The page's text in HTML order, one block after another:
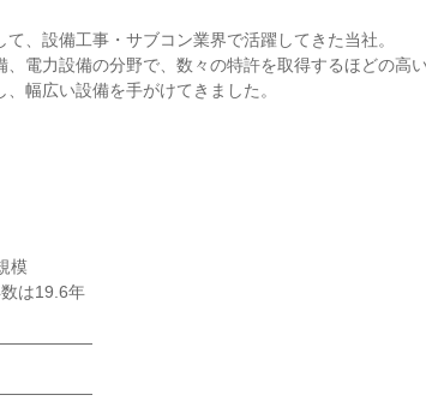
、設備工事・サブコン業界で活躍してきた当社。
、電力設備の分野で、数々の特許を取得するほどの高
幅広い設備を手がけてきました。
模
は19.6年